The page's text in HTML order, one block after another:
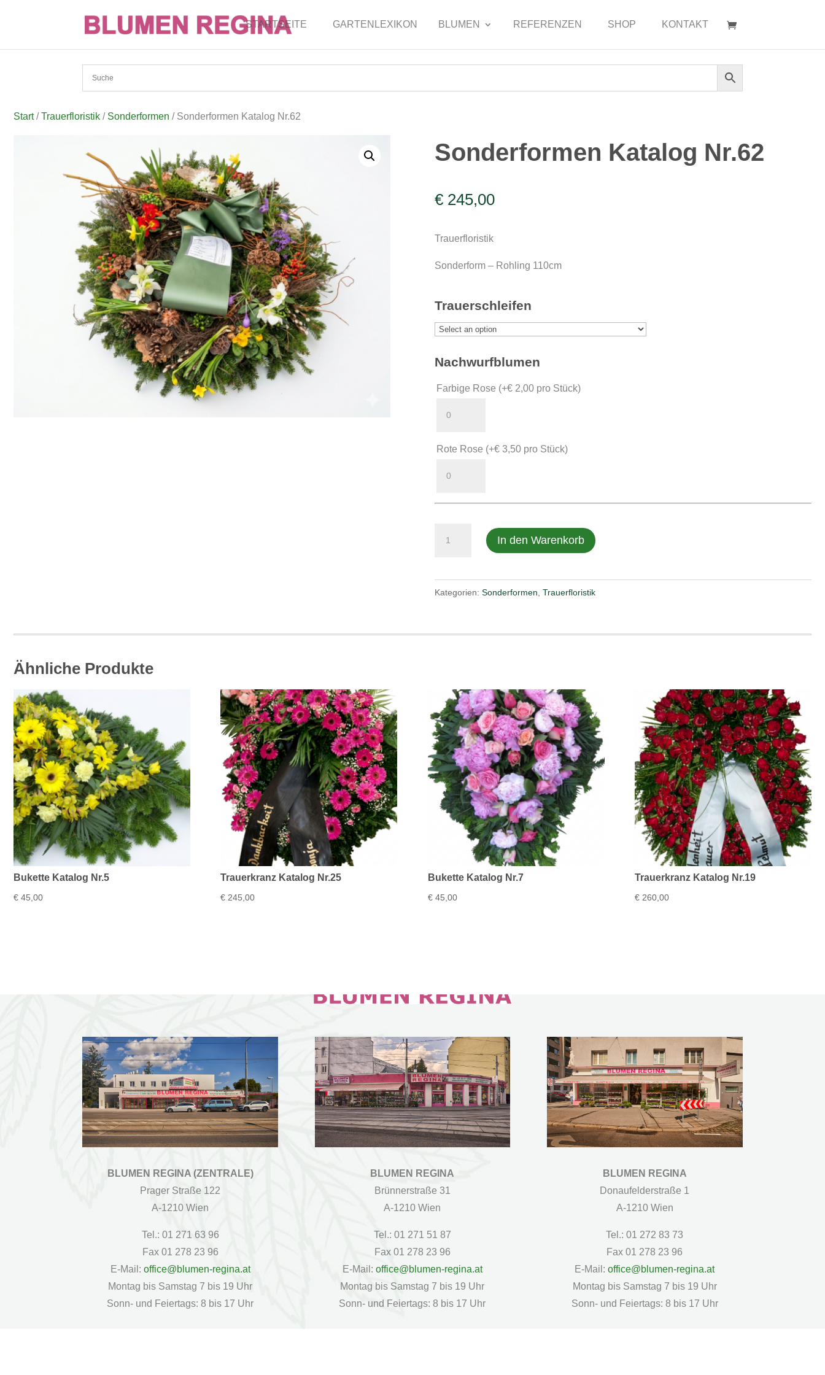
STARTSEITE GARTENLEXIKON BLUMEN REFERENZEN SHOP KONTAKT
Start/Trauerfloristik / Sonderformen / Sonderformen Katalog Nr.62
Sonderformen Katalog Nr.62
€245,00
Trauerfloristik
Sonderform – Rohling 110cm
Trauerschleifen
Nachwurfblumen
Farbige Rose (+€2,00pro Stück)
Rote Rose (+€3,50pro Stück)
Sonderformen
Menge
In den Warenkorb
Kategorien: Sonderformen Trauerfloristik
Ähnliche Produkte
Bukette Katalog Nr.5
€ 45,00
Trauerkranz Katalog Nr.25
€ 245,00
Bukette Katalog Nr.7
€45,00
Trauerkranz Katalog Nr.19
€260,00
BLUMEN REGINA (ZENTRALE)
Prager Straße 122
A-1210 Wien
Tel.: 01 271 63 96
Fax 01 278 23 96
E-Mail: office@blumen-regina.at
Montag bis Samstag 7 bis 19 Uhr
Sonn- und Feiertags: 8 bis 17 Uhr
BLUMEN REGINA
Brünnerstraße 31
A-1210 Wien
Tel.: 01 271 51 87
Fax 01 278 23 96
E-Mail: office@blumen-regina.at
Montag bis Samstag 7 bis 19 Uhr
Sonn- und Feiertags: 8 bis 17 Uhr
BLUMEN REGINA
Donaufelderstraße 1
A-1210 Wien
Tel.: 01 272 83 73
Fax 01 278 23 96
E-Mail:office@blumen-regina.at
Montag bis Samstag 7 bis 19 Uhr
Sonn- und Feiertags: 8 bis 17 Uhr